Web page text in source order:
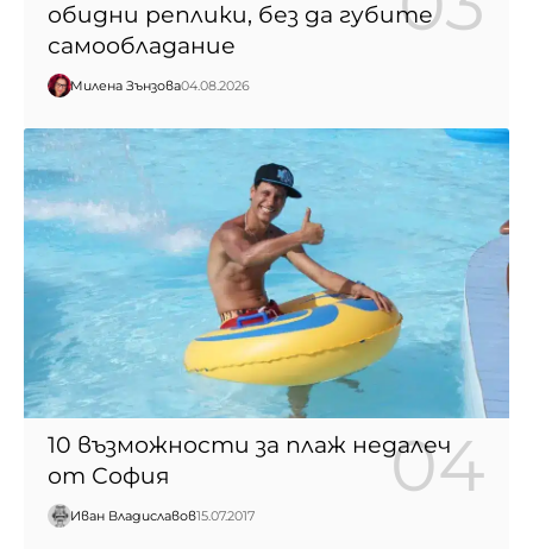
обидни реплики, без да губите
самообладание
Милена Зънзова04.08.2026
10 възможности за плаж недалеч
от София
Иван Владиславов15.07.2017